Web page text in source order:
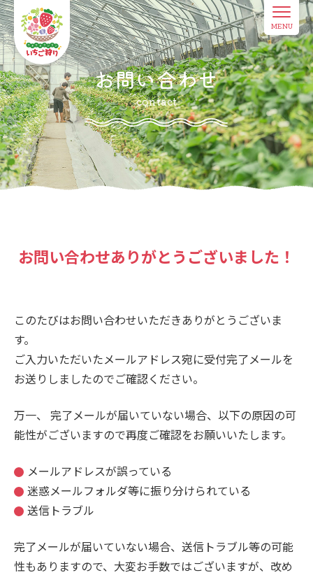
MENU
お問い合わせ
contact
お問い合わせありがとうございました！
このたびはお問い合わせいただきありがとうございま
す。
ご入力いただいたメールアドレス宛に受付完了メールを
お送りしましたのでご確認ください。
万一、 完了メールが届いていない場合、以下の原因の可
能性がございますので再度ご確認をお願いいたします。
メールアドレスが誤っている
迷惑メールフォルダ等に振り分けられている
送信トラブル
完了メールが届いていない場合、送信トラブル等の可能
性もありますので、大変お手数ではございますが、改め